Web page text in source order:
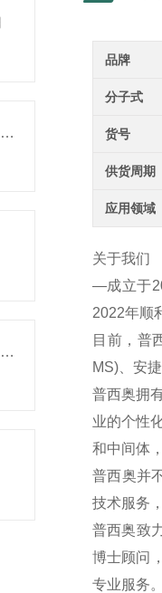
标准物质的选择原则与不同领域应用匹配性分析
解析浊度标准比色液的浓度梯度与配比
品牌
分子式
货号
供货周期
应用领域
关于我们
—成立于
2022年顺
目前，普
MS)、安
普西奥拥
业的个性
和中间体
普西奥并
技术服务
普西奥致
博士顾问
专业服务